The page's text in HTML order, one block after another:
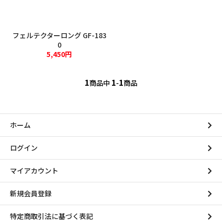
ウエス・メンテナンス用品
保安・防災用品
マイアカウント
カートを見る
フェルテクターロング GF-183
0
5,450円
1商品中 1-1商品
ホーム
ログイン
マイアカウント
新規会員登録
特定商取引法に基づく表記